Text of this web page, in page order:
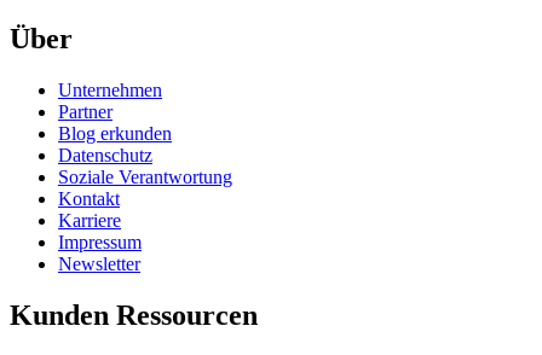
Über
Unternehmen
Partner
Blog erkunden
Datenschutz
Soziale Verantwortung
Kontakt
Karriere
Impressum
Newsletter
Kunden Ressourcen